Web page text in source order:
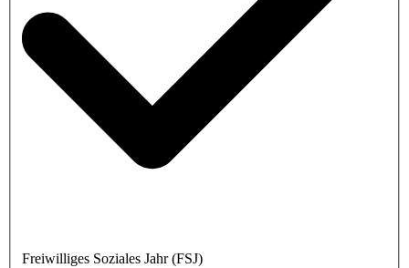
Freiwilliges Soziales Jahr (FSJ)